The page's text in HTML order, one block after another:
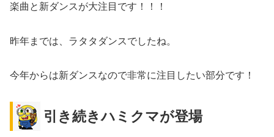
楽曲と新ダンスが大注目です！！！
昨年までは、ラタタダンスでしたね。
今年からは新ダンスなので非常に注目したい部分です！
引き続きハミクマが登場